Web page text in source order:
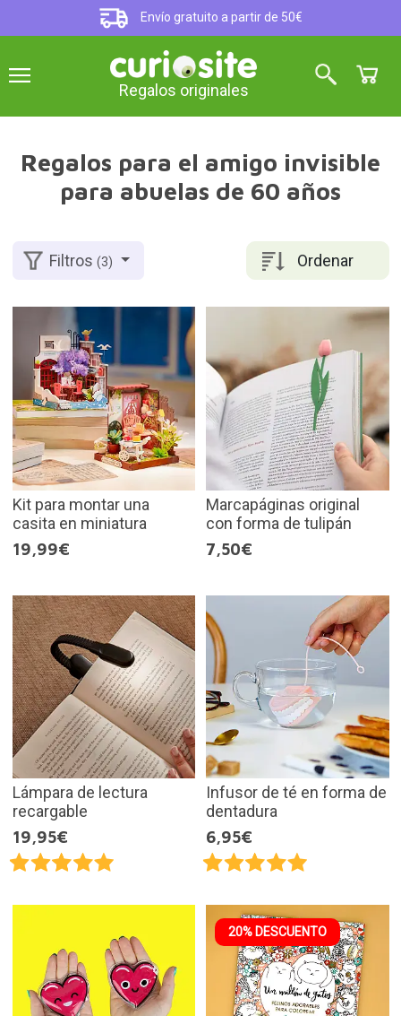
Envío gratuito a partir de 50€
Regalos originales
Regalos para el amigo invisible
para abuelas de 60 años
Ordenar
Filtros(3)
Kit para montar una
casita en miniatura
19,99€
Marcapáginas original
con forma de tulipán
7,50€
Lámpara de lectura
recargable
19,95€
Infusor de té en forma de
dentadura
6,95€
20% DESCUENTO